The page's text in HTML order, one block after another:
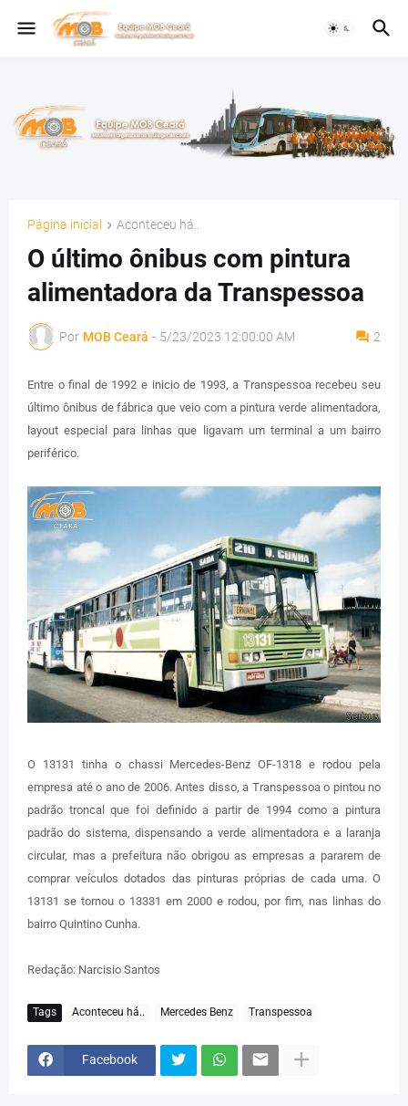
Página inicial Aconteceu há..
O último ônibus com pintura
alimentadora da Transpessoa
Por MOB Ceará - 5/23/2023 12:00:00 AM 2
Entre o final de 1992 e inicio de 1993, a Transpessoa recebeu seu
último ônibus de fábrica que veio com a pintura verde alimentadora,
layout especial para linhas que ligavam um terminal a um bairro
periférico.
O 13131 tinha o chassi Mercedes-Benz OF-1318 e rodou pela
empresa até o ano de 2006. Antes disso, a Transpessoa o pintou no
padrão troncal que foi definido a partir de 1994 como a pintura
padrão do sistema, dispensando a verde alimentadora e a laranja
circular, mas a prefeitura não obrigou as empresas a pararem de
comprar veículos dotados das pinturas próprias de cada uma. O
13131 se tornou o 13331 em 2000 e rodou, por fim, nas linhas do
bairro Quintino Cunha.
Redação: Narcisio Santos
Tags Aconteceu há.. Mercedes Benz Transpessoa
Facebook